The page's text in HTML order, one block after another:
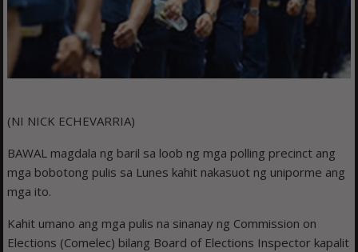
(NI NICK ECHEVARRIA)
BAWAL magdala ng baril sa loob ng mga polling precinct ang
mga bobotong pulis sa Lunes kahit nakasuot ng uniporme ang
mga ito.
Kahit umano ang mga pulis na sinanay ng Commission on
Elections (Comelec) bilang Board of Elections Inspector kapalit